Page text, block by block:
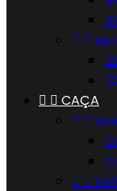
 
  CAÇA
 
 